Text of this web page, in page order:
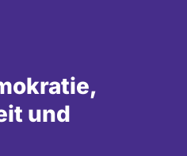
und